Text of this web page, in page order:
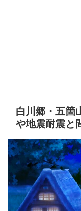
白川郷・五箇
や地震耐震と